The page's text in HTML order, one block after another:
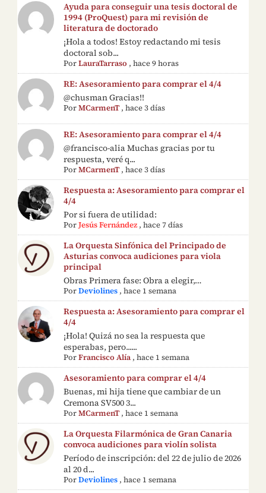
Ayuda para conseguir una tesis doctoral de
1994 (ProQuest) para mi revisión de
literatura de doctorado
¡Hola a todos! Estoy redactando mi tesis
doctoral sob...
PorLauraTarraso ,hace 9 horas
RE: Asesoramiento para comprar el 4/4
@chusman Gracias!!
PorMCarmenT,hace 3 días
RE: Asesoramiento para comprar el 4/4
@francisco-alia Muchas gracias por tu
respuesta, veré q...
PorMCarmenT,hace 3 días
Respuesta a: Asesoramiento para comprar el
4/4
Por si fuera de utilidad:
PorJesús Fernández ,hace 7 días
La Orquesta Sinfónica del Principado de
Asturias convoca audiciones para viola
principal
Obras Primera fase: Obra a elegir,…
PorDeviolines ,hace 1 semana
Respuesta a: Asesoramiento para comprar el
4/4
¡Hola! Quizá no sea la respuesta que
esperabas, pero......
PorFrancisco Alía ,hace 1 semana
Asesoramiento para comprar el 4/4
Buenas, mi hija tiene que cambiar de un
Cremona SV500 3...
PorMCarmenT,hace 1 semana
La Orquesta Filarmónica de Gran Canaria
convoca audiciones para violín solista
Período de inscripción: del 22 de julio de 2026
al 20 d...
PorDeviolines ,hace 1 semana